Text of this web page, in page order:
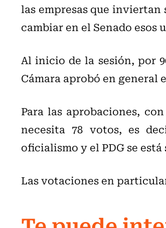
las empresas que inviertan
cambiar en el Senado esos
Al inicio de la sesión, por
Cámara aprobó en
Para las aprobaciones,
necesita 78 votos, es
oficialismo y el PDG se
Las votaciones en